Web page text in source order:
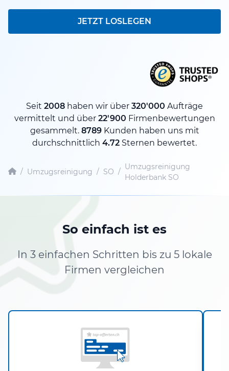
JETZT LOSLEGEN
Seit 2008 haben wir über 320'000 Aufträge
vermittelt und über 22'900 Firmenbewertungen
gesammelt. 8789Kunden haben uns mit
durchschnittlich 4.72 Sternen bewertet.
/ Umzugsreinigung / SO /
Umzugsreinigung
Holderbank SO
So einfach ist es
In 3 einfachen Schritten bis zu 5 lokale
Firmen vergleichen